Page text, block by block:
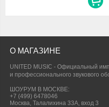
О МАГАЗИНЕ
UNITED MUSIC - Официальный
и профессионального звукового
ШОУРУМ В МОСКВЕ:
+7 (499) 6478046
Москва, Талалихина 33А, вход 3